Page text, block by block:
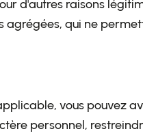
d'autres raisons
agrégées, qui ne
vous pouvez
personnel,